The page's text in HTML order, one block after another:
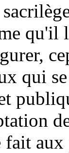
qu'il
qui
fait